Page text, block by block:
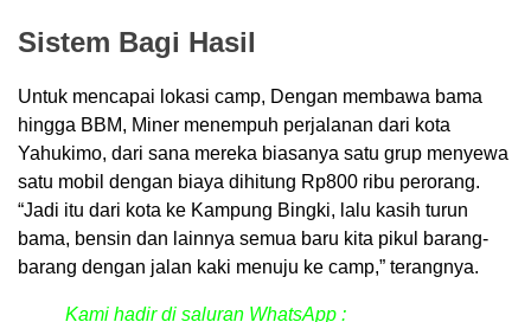
Sistem Bagi Hasil
Untuk mencapai lokasi camp, Dengan membawa bama
hingga BBM, Miner menempuh perjalanan dari kota
Yahukimo, dari sana mereka biasanya satu grup menyewa
satu mobil dengan biaya dihitung Rp800 ribu perorang.
“Jadi itu dari kota ke Kampung Bingki, lalu kasih turun
bama, bensin dan lainnya semua baru kita pikul barang-
barang dengan jalan kaki menuju ke camp,” terangnya.
Kami hadir di saluran WhatsApp :